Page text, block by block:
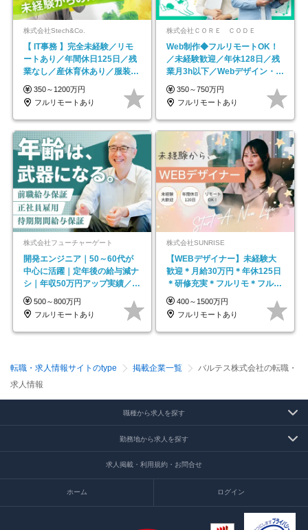
株式会社Stech&Co.
【 IT事務 】完全未経験／リモ
ートあり／年間休日125日／残
業なし／産休育休あり／服装・
髪型自由／毎年昇給
350～1200万円
フルリモートあり
株式会社ＣＯＲＥ ＣＯＤＥ
Web制作◆フルリモートOK！
／未経験歓迎／年休128日／残
業月3h以下／Webデザイン・
ECサイトやHP制作
350～750万円
フルリモートあり
株式会社フューチャーゲート
開発エンジニア｜50～60代が
中心に活躍｜定年後の給与減ナ
シ｜年収50万円アップ実績／昇
給率92％（直近3年）
500～800万円
フルリモートあり
株式会社SUNRISE
【WEBデザイナー】未経験大
歓迎＊月給30万円＊年休125日
＊研修充実＊フルリモ＊フルフ
レックス＊
400～1500万円
フルリモートあり
転職・求人情報サイトのtype 掲載企業一覧
バルテス株式会社の転職・
求人情報
職種から求人を探す
勤務地から求人を探す
求人掲載・利用規約・お問合せ
ホーム ログイン